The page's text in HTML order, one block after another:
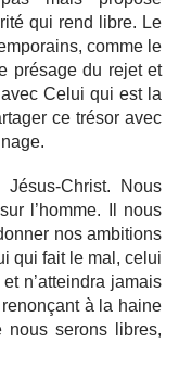
qui rend libre. Le
comme le
présage du rejet et
Celui qui est la
ce trésor avec
Christ. Nous
l’homme. Il nous
nos ambitions
qui fait le mal, celui
n’atteindra jamais
renonçant à la haine
serons libres,